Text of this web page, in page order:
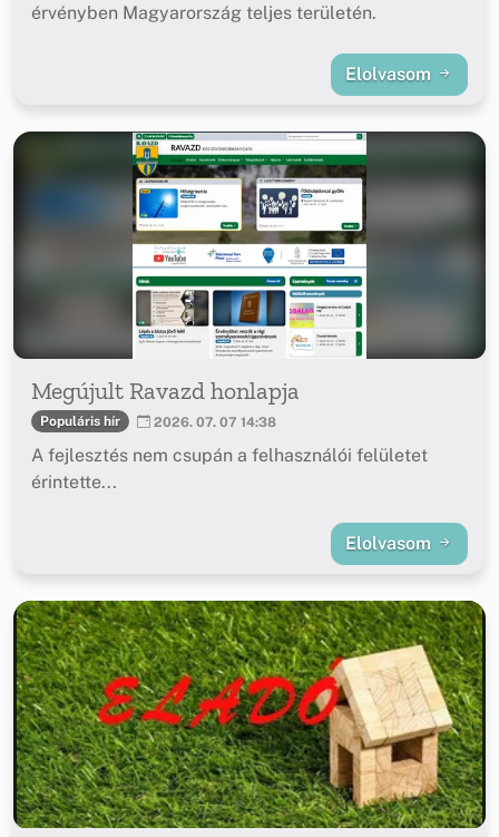
érvényben Magyarország teljes területén.
Elolvasom
Megújult Ravazd honlapja
Populáris hír 2026. 07. 07 14:38
A fejlesztés nem csupán a felhasználói felületet
érintette...
Elolvasom